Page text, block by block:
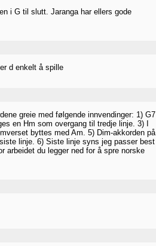
i G til slutt. Jaranga har ellers gode
d enkelt å spille
greie med følgende innvendinger: 1) G7
en Hm som overgang til tredje linje. 3) I
byttes med Am. 5) Dim-akkorden på
linje. 6) Siste linje syns jeg passer best
arbeidet du legger ned for å spre norske